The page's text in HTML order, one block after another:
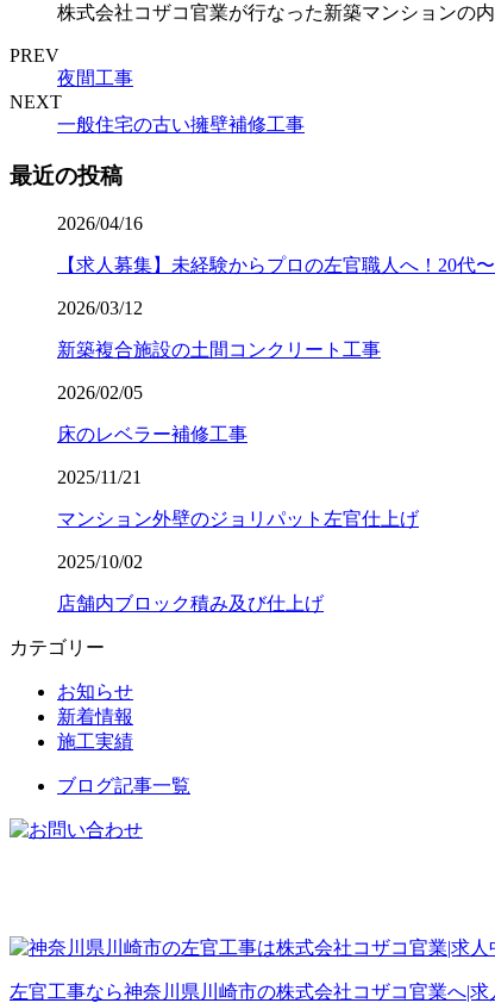
株式会社コザコ官業が行なった新築マンションの
PREV
夜間工事
NEXT
一般住宅の古い擁壁補修工事
最近の投稿
2026/04/16
【求人募集】未経験からプロの左官職人へ！20代
2026/03/12
新築複合施設の土間コンクリート工事
2026/02/05
床のレベラー補修工事
2025/11/21
マンション外壁のジョリパット左官仕上げ
2025/10/02
店舗内ブロック積み及び仕上げ
カテゴリー
お知らせ
新着情報
施工実績
ブログ記事一覧
左官工事なら神奈川県川崎市の株式会社コザコ官業へ|求